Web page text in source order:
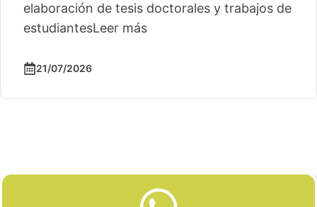
elaboración de tesis doctorales y trabajos de
estudiantesLeer más
21/07/2026